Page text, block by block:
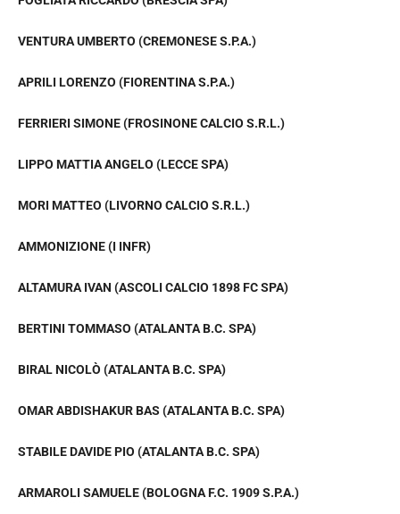
VENTURA UMBERTO (CREMONESE S.P.A.)
APRILI LORENZO (FIORENTINA S.P.A.)
FERRIERI SIMONE (FROSINONE CALCIO S.R.L.)
LIPPO MATTIA ANGELO (LECCE SPA)
MORI MATTEO (LIVORNO CALCIO S.R.L.)
AMMONIZIONE (I INFR)
ALTAMURA IVAN (ASCOLI CALCIO 1898 FC SPA)
BERTINI TOMMASO (ATALANTA B.C. SPA)
BIRAL NICOLÒ (ATALANTA B.C. SPA)
OMAR ABDISHAKUR BAS (ATALANTA B.C. SPA)
STABILE DAVIDE PIO (ATALANTA B.C. SPA)
ARMAROLI SAMUELE (BOLOGNA F.C. 1909 S.P.A.)